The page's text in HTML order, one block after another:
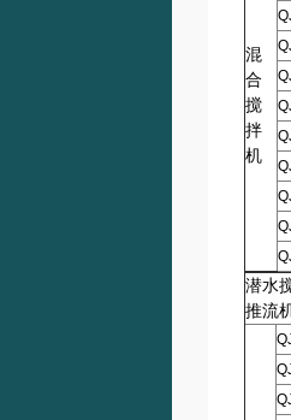
混
合
搅
拌
机
潜水
推流